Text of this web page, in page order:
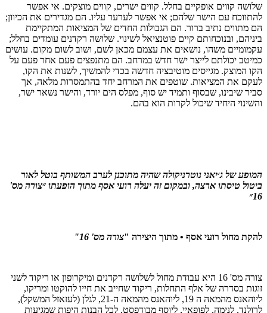
שלושה קווים אופקיים בחלל. קווים ישרים, קווים מוצקים. אי אפשר
להתווכח עם הישר שלהם; אי אפשר לערער עליו. הם מגדירים את הכיוון;
הם מתווים נתיב ברור. הם הגבולות החדים של המציאות המתקיימת
ביניהם, ובנוכחותם קיים פוטנציאל לשינוי. שלושה רקדנים עומדים בחלל;
עקמומיים משהו, נושאים את עצמם מכאן לשם, ושוב לשום מקום. עושים
כמיטב יכולתם לייצר ישר חדש במרחב. הם מתנפצים פעם אחר פעם על
הקו המוצק. מגייסים מוטיבציה חדשה בכדי להמשיך, לשנות את הקו,
לעקם את המציאות. שוטפים את המרחב יחד בהתמסרות מלאה, אך
סביר שיבינו, שבסוף ותמיד יש סוף, מפלס הים יורד, והישר נשאר ישר,
והשינוי היחיד שיכול לקרות הוא בהם.
המופע של ג׳יאני נוטרניקולה שהיה מתוכנן לערב המשותף בוטל לאור
ביטול טיסתו ארצה, ובמקום זה יעלה רועי אסף מתוך הופעתו ״צורה מס'
16״
להקת מחול רועי אסף • מתוך היצירה "צורה מס' 16"
צורה מס' 16 היא עבודת מחול לשלושה רקדנים ומיקרופון או ריקוד לשני
זוגות בסדרה של אלף התחלות, ריקוד שחייב את חייו להוקטו ומריקו,
ליוהאנס מהמאה ה 19, ליוהאנס מהמאה ה-21, לגלן (לעזאזל המשקל),
לרולנד, לנימה, לפופאיי, ליוסף מבודפסט, לכל הבנות היפות שמגיעות